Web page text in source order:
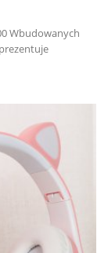
Wbudowanych